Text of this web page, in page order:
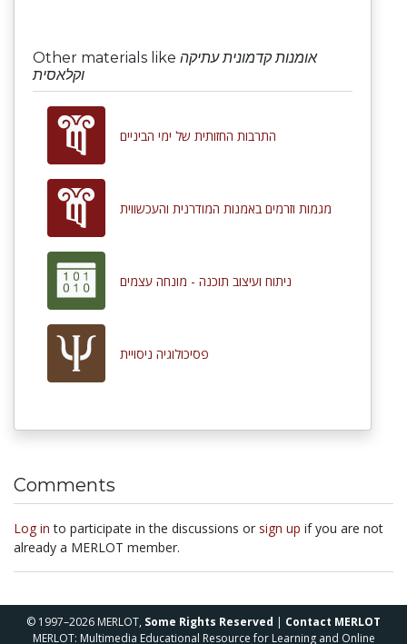
Other materials like אומנות קדמונית עתיקה
וקלאסית
התרבות החזותית של ימי הביניים
מגמות וזרמים באמנות המודרנית והעכשווית
ניתוח ועיצוב תוכנה - מונחה עצמים
פסיכולוגיה ניסויית
Comments
Log in to participate in the discussions or sign up if you are not
already a MERLOT member.
© 1997–2026 MERLOT, Some Rights Reserved | Contact MERLOT
MERLOT: Multimedia Educational Resource for Learning and Online